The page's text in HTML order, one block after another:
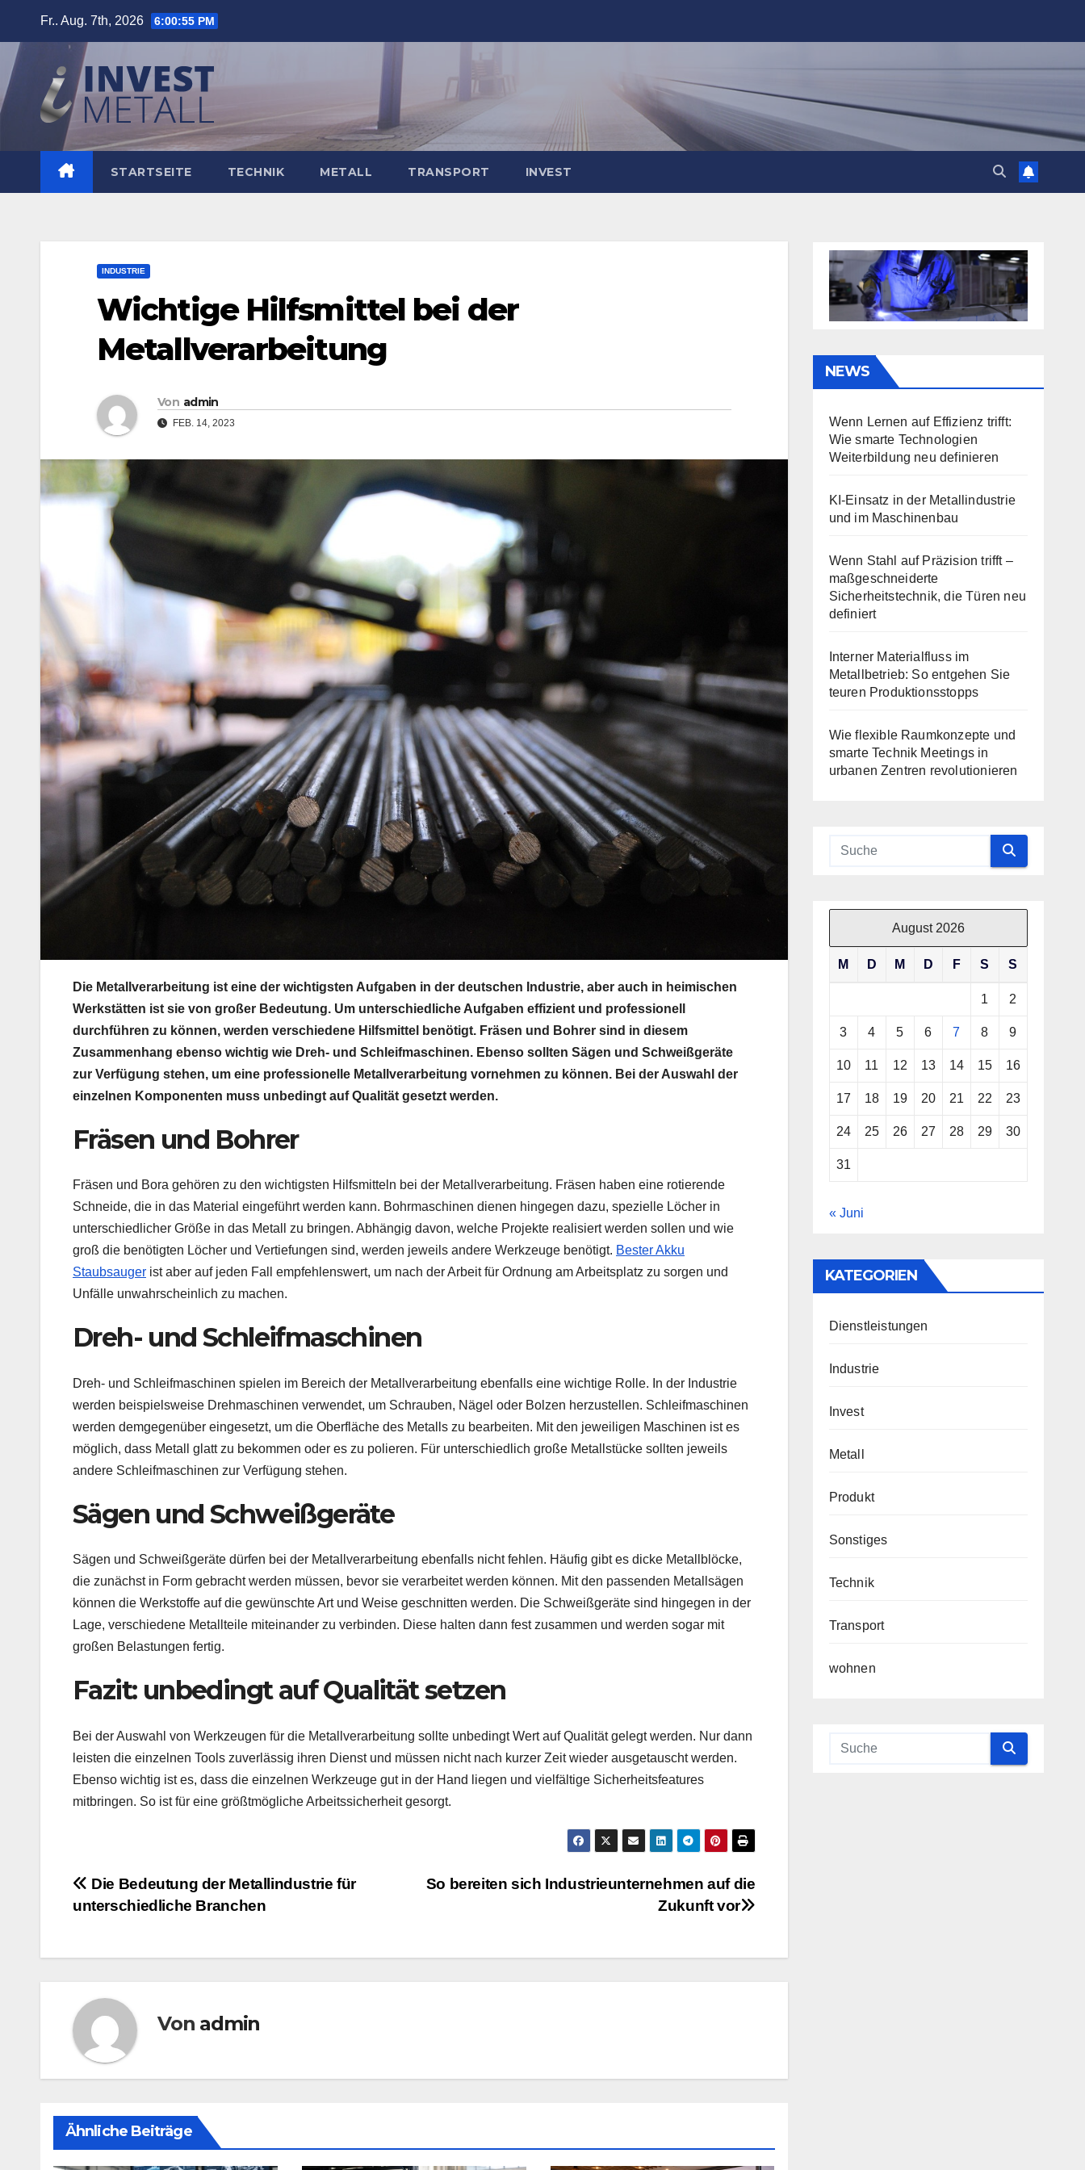
springen
Fr.. Aug. 7th, 2026 6:00:56 PM
STARTSEITE TECHNIK METALL TRANSPORT INVEST
INDUSTRIE
Wichtige Hilfsmittel bei der
Metallverarbeitung
Von admin
FEB. 14, 2023
Die Metallverarbeitung ist eine der wichtigsten Aufgaben in der deutschen Industrie, aber auch in heimischen
Werkstätten ist sie von großer Bedeutung. Um unterschiedliche Aufgaben effizient und professionell
durchführen zu können, werden verschiedene Hilfsmittel benötigt. Fräsen und Bohrer sind in diesem
Zusammenhang ebenso wichtig wie Dreh- und Schleifmaschinen. Ebenso sollten Sägen und Schweißgeräte
zur Verfügung stehen, um eine professionelle Metallverarbeitung vornehmen zu können. Bei der Auswahl der
einzelnen Komponenten muss unbedingt auf Qualität gesetzt werden.
Fräsen und Bohrer
Fräsen und Bora gehören zu den wichtigsten Hilfsmitteln bei der Metallverarbeitung. Fräsen haben eine rotierende
Schneide, die in das Material eingeführt werden kann. Bohrmaschinen dienen hingegen dazu, spezielle Löcher in
unterschiedlicher Größe in das Metall zu bringen. Abhängig davon, welche Projekte realisiert werden sollen und wie
groß die benötigten Löcher und Vertiefungen sind, werden jeweils andere Werkzeuge benötigt. Bester Akku
Staubsauger ist aber auf jeden Fall empfehlenswert, um nach der Arbeit für Ordnung am Arbeitsplatz zu sorgen und
Unfälle unwahrscheinlich zu machen.
Dreh- und Schleifmaschinen
Dreh- und Schleifmaschinen spielen im Bereich der Metallverarbeitung ebenfalls eine wichtige Rolle. In der Industrie
werden beispielsweise Drehmaschinen verwendet, um Schrauben, Nägel oder Bolzen herzustellen. Schleifmaschinen
werden demgegenüber eingesetzt, um die Oberfläche des Metalls zu bearbeiten. Mit den jeweiligen Maschinen ist es
möglich, dass Metall glatt zu bekommen oder es zu polieren. Für unterschiedlich große Metallstücke sollten jeweils
andere Schleifmaschinen zur Verfügung stehen.
Sägen und Schweißgeräte
Sägen und Schweißgeräte dürfen bei der Metallverarbeitung ebenfalls nicht fehlen. Häufig gibt es dicke Metallblöcke,
die zunächst in Form gebracht werden müssen, bevor sie verarbeitet werden können. Mit den passenden Metallsägen
können die Werkstoffe auf die gewünschte Art und Weise geschnitten werden. Die Schweißgeräte sind hingegen in der
Lage, verschiedene Metallteile miteinander zu verbinden. Diese halten dann fest zusammen und werden sogar mit
großen Belastungen fertig.
Fazit: unbedingt auf Qualität setzen
Bei der Auswahl von Werkzeugen für die Metallverarbeitung sollte unbedingt Wert auf Qualität gelegt werden. Nur dann
leisten die einzelnen Tools zuverlässig ihren Dienst und müssen nicht nach kurzer Zeit wieder ausgetauscht werden.
Ebenso wichtig ist es, dass die einzelnen Werkzeuge gut in der Hand liegen und vielfältige Sicherheitsfeatures
mitbringen. So ist für eine größtmögliche Arbeitssicherheit gesorgt.
Beitragsnavigation
So bereiten sich Industrieunternehmen auf die
Zukunft vor
Die Bedeutung der Metallindustrie für
unterschiedliche Branchen
Von admin
Ähnliche Beiträge
NEWS
Wenn Lernen auf Effizienz trifft:
Wie smarte Technologien
Weiterbildung neu definieren
KI-Einsatz in der Metallindustrie
und im Maschinenbau
Wenn Stahl auf Präzision trifft –
maßgeschneiderte
Sicherheitstechnik, die Türen neu
definiert
Interner Materialfluss im
Metallbetrieb: So entgehen Sie
teuren Produktionsstopps
Wie flexible Raumkonzepte und
smarte Technik Meetings in
urbanen Zentren revolutionieren
August 2026
M D M D F S S
1 2
3 4 5 6 7 8 9
10 11 12 13 14 15 16
17 18 19 20 21 22 23
24 25 26 27 28 29 30
31
« Juni
KATEGORIEN
Dienstleistungen
Industrie
Invest
Metall
Produkt
Sonstiges
Technik
Transport
wohnen